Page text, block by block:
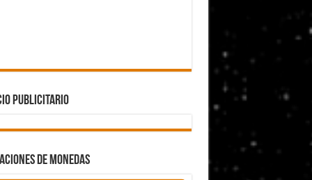
el consumo eléctrico y de agua
PUBLICITARIO
DE MONEDAS